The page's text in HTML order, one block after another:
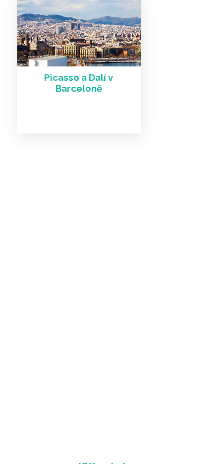
Picasso a Dalí v
Barceloně